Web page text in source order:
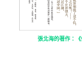
張北海的著作：《